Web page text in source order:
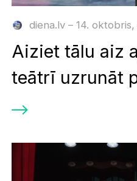
diena.lv – 14.
Aiziet tālu aiz
teātrī uzrunāt